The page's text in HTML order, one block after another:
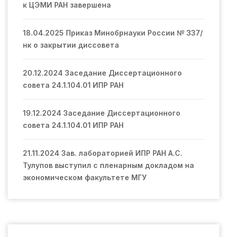
к ЦЭМИ РАН завершена
18.04.2025 Приказ Минобрнауки России № 337/
нк о закрытии диссовета
20.12.2024 Заседание Диссертационного
совета 24.1.104.01 ИПР РАН
19.12.2024 Заседание Диссертационного
совета 24.1.104.01 ИПР РАН
21.11.2024 Зав. лабораторией ИПР РАН А.С.
Тулупов выступил с пленарным докладом на
экономическом факультете МГУ